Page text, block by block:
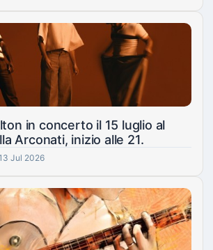
in concerto il 15 luglio al
Arconati, inizio alle 21.
Jul 2026